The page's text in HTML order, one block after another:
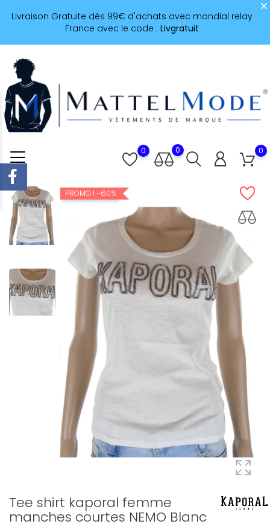
Livraison Gratuite dès 99€ d'achats avec mondial relay
France avec le code : Livgratuit
0
0
0
PROMO ! -60%
Tee shirt kaporal femme
manches courtes NEMO Blanc